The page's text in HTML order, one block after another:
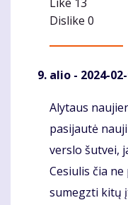
Dislike 0
alio - 2024-
Komentaras
Alytaus
pasijautė
verslo šutvei,
Cesiulis čia
sumegzti kitų